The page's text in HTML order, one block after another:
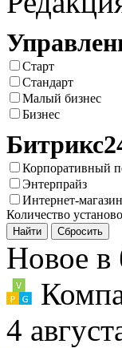
Старт
Стандарт
Малый бизнес
Бизнес
Корпоративный
Энтерпрайз
Интернет-
Количество
Новое в
4